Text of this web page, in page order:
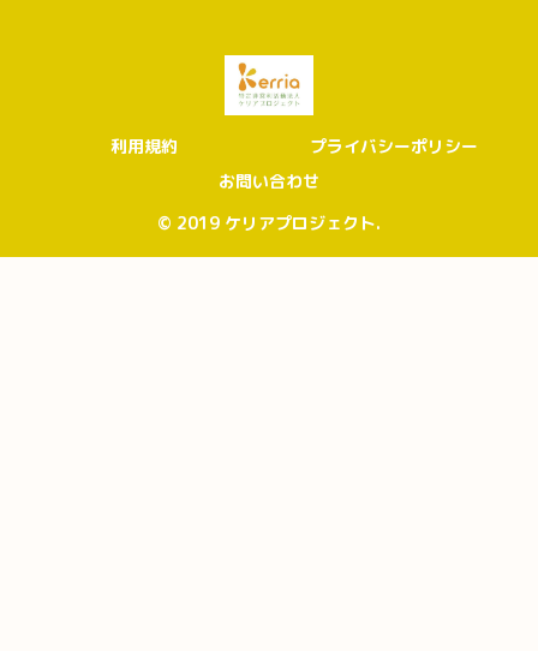
利用規約
プライバシーポリシー
お問い合わせ
© 2019 ケリアプロジェクト.